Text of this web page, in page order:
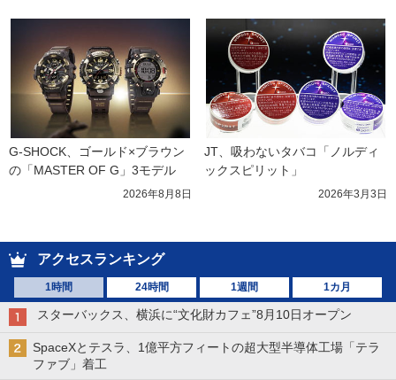
G-SHOCK、ゴールド×ブラウン
の「MASTER OF G」3モデル
2026年8月8日
JT、吸わないタバコ「ノルディ
ックスピリット」
2026年3月3日
アクセスランキング
1時間 24時間 1週間 1カ月
スターバックス、横浜に“文化財カフェ”8月10日オープン
SpaceXとテスラ、1億平方フィートの超大型半導体工場「テラ
ファブ」着工